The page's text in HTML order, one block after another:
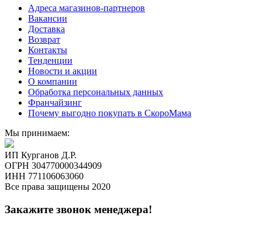
Адреса магазинов-партнеров
Вакансии
Доставка
Возврат
Контакты
Тенденции
Новости и акции
О компании
Обработка персональных данных
Франчайзинг
Почему выгодно покупать в СкороМама
Мы принимаем:
ИП Курганов Д.Р.
ОГРН 304770000344909
ИНН 771106063060
Все права защищены 2020
Закажите звонок менеджера!